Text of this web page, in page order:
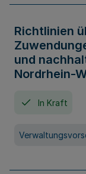
Richtlinien
und
Nordrhein-
In Kraft